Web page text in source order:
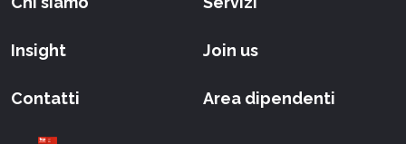
Insight Join us
Contatti Area dipendenti